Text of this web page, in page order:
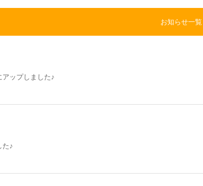
お知らせ一覧
アップしました♪
た♪